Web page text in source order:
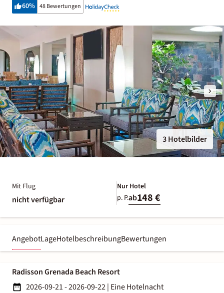
60% 48 Bewertungen
3 Hotelbilder
Mit Flug
nicht verfügbar
Nur Hotel
p. P.ab148 €
AngebotLageHotelbeschreibungBewertungen
Radisson Grenada Beach Resort
2026-09-21 - 2026-09-22| Eine Hotelnacht